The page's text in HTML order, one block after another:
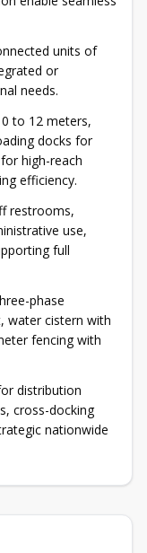
units of
or
needs.
to 12 meters,
docks for
high-reach
efficiency.
restrooms,
use,
full
phase
water cistern with
fencing with
distribution
cross-docking
nationwide